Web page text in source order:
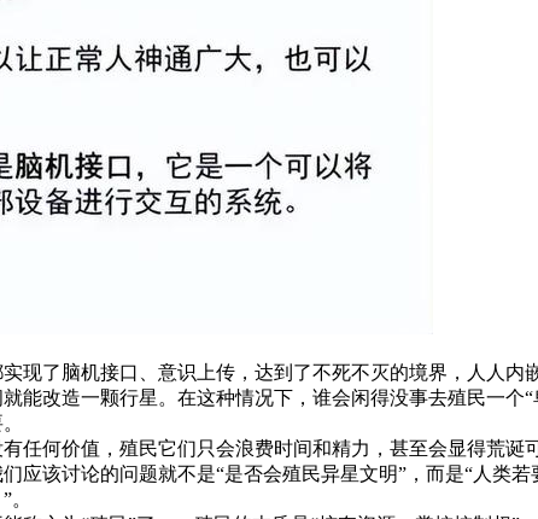
现了脑机接口、意识上传，达到了不死不灭的境界，人人
能改造一颗行星。在这种情况下，谁会闲得没事去殖民一个
任何价值，殖民它们只会浪费时间和精力，甚至会显得荒诞
应该讨论的问题就不是“是否会殖民异星文明”，而是“人类